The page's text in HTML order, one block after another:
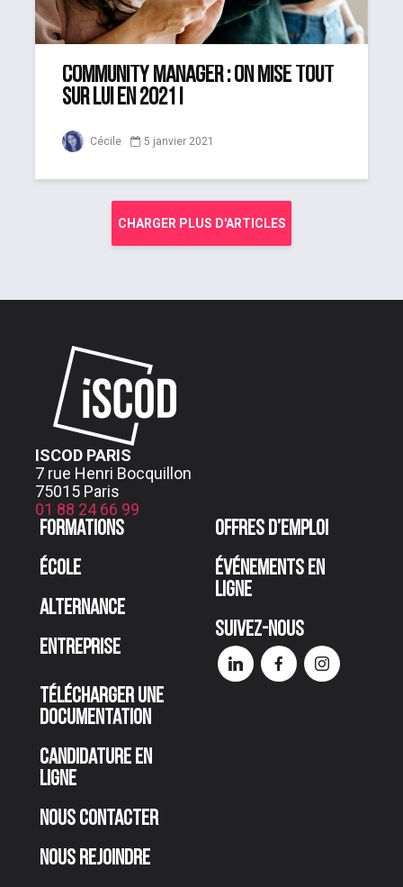
Community manager : on mise tout
sur lui en 2021 !
Cécile 5 janvier 2021
CHARGER PLUS D'ARTICLES
ISCOD PARIS
7 rue Henri Bocquillon
75015 Paris
01 88 24 66 99
Formations
École
Alternance
Entreprise
Offres d’emploi
Événements en
ligne
Suivez-nous
Télécharger une
documentation
Candidature en
ligne
Nous contacter
Nous rejoindre